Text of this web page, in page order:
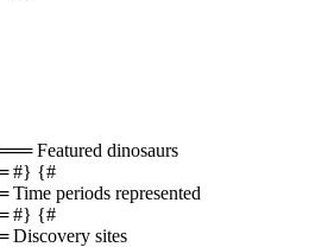
dinosaurs
#} {#
represented
#} {#
sites